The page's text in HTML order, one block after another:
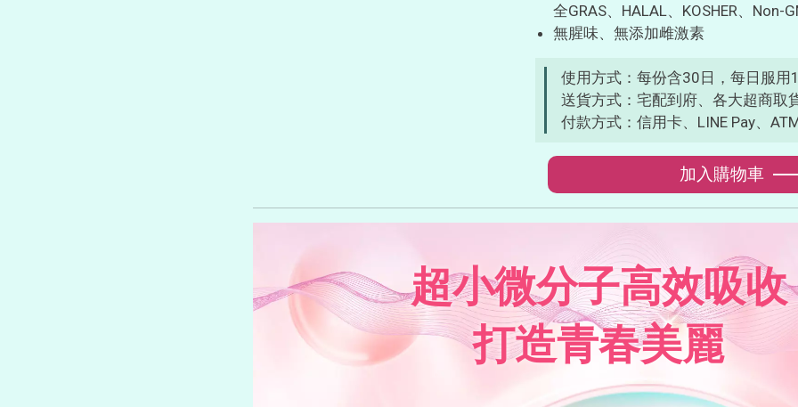
全GRAS、HALAL、KOSHER、
無腥味、無添加雌激素
使用方式：每份含30日，每日服用
送貨方式：宅配到府、各大超商取
付款方式：信用卡、LINE Pay、
加入購物車
超小微分子高效吸收
打造青春美麗